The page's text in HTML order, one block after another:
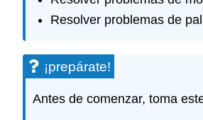
Resolver problemas de
¡prepárate!
Antes de comenzar, toma